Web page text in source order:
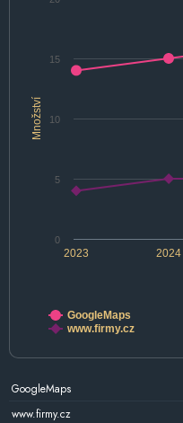
Množství
2024
2023
10
0
5
15
GoogleMaps
www.firmy.cz
GoogleMaps
www.firmy.cz